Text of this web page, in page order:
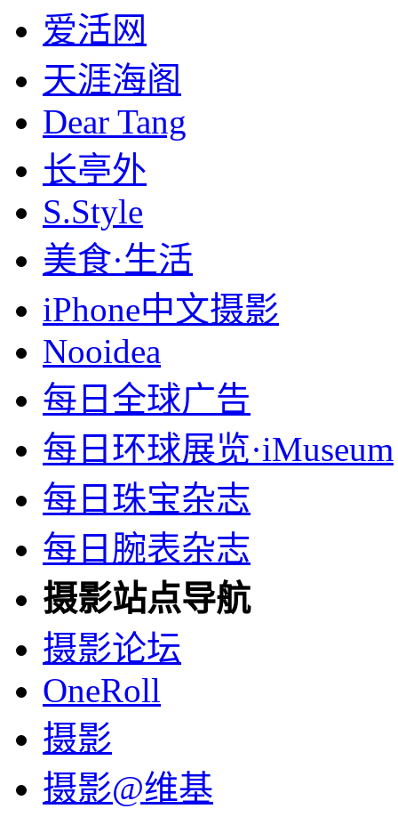
爱活网
天涯海阁
Dear Tang
长亭外
S.Style
美食·生活
iPhone中文摄影
Nooidea
每日全球广告
每日环球展览·iMuseum
每日珠宝杂志
每日腕表杂志
摄影站点导航
摄影论坛
OneRoll
摄影
摄影@维基